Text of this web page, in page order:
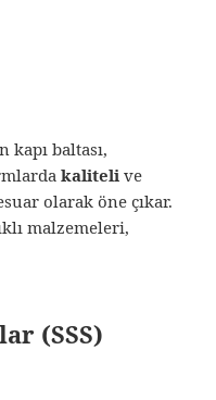
kapı baltası,
kaliteli ve
olarak öne çıkar.
malzemeleri,
(SSS)